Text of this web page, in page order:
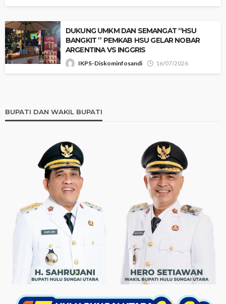
‎​DUKUNG UMKM DAN SEMANGAT “HSU
BANGKIT ” PEMKAB HSU GELAR NOBAR
ARGENTINA VS INGGRIS
IKPS-Diskominfosandi 16/07/2026
BUPATI DAN WAKIL BUPATI